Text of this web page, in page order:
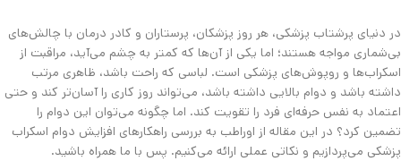
در دنیای پرشتاب پزشکی، هر روز پزشکان، پرستاران و کادر درمان با چالش‌های
بی‌شماری مواجه هستند؛ اما یکی از آن‌ها که کمتر به چشم می‌آید، مراقبت از
اسکراب‌ها و روپوش‌های پزشکی است. لباسی که راحت باشد، ظاهری مرتب
داشته باشد و دوام بالایی داشته باشد، می‌تواند روز کاری را آسان‌تر کند و حتی
اعتماد به نفس حرفه‌ای فرد را تقویت کند. اما چگونه می‌توان این دوام را
تضمین کرد؟ در این مقاله از اوراطب به بررسی راهکارهای افزایش دوام اسکراب
پزشکی می‌پردازیم و نکاتی عملی ارائه می‌کنیم. پس با ما همراه باشید.